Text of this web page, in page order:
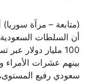
(متابعة – مرآة سوريا)
أن السلطات
100 مليار دولار
بينهم عشرات
سعودي رفيع